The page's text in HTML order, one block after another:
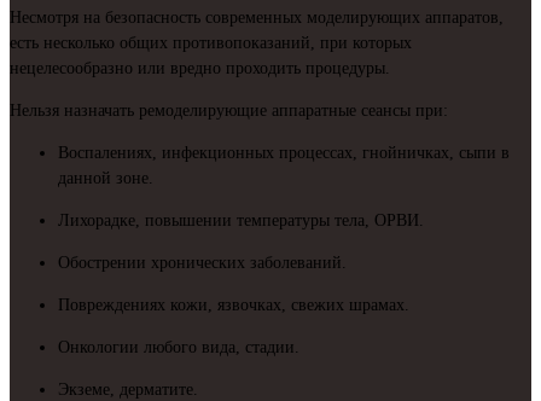
Несмотря на безопасность современных моделирующих аппаратов,
есть несколько общих противопоказаний, при которых
нецелесообразно или вредно проходить процедуры.
Нельзя назначать ремоделирующие аппаратные сеансы при:
Воспалениях, инфекционных процессах, гнойничках, сыпи в
данной зоне.
Лихорадке, повышении температуры тела, ОРВИ.
Обострении хронических заболеваний.
Повреждениях кожи, язвочках, свежих шрамах.
Онкологии любого вида, стадии.
Экземе, дерматите.